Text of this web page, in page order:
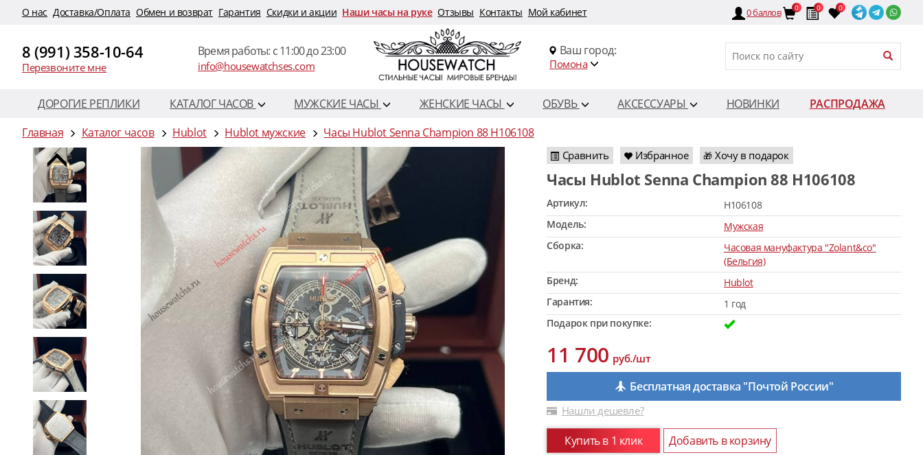
O нас Доставка/Оплата Обмен и возврат Гарантия Скидки и акции Наши часы на руке Отзывы Контакты Мой кабинет 0баллов 0 0 0
8 (991) 358-10-64
Перезвоните мне
Время работы: c 11:00 до 23:00
info@housewatchses.com
Ваш город:
Помона
ДОРОГИЕ РЕПЛИКИ КАТАЛОГ ЧАСОВ МУЖСКИЕ ЧАСЫ ЖЕНСКИЕ ЧАСЫ ОБУВЬ АКСЕССУАРЫ НОВИНКИ
РАСПРОДАЖА
Главная
Каталог часов Hublot Hublot мужские Часы Hublot Senna Champion 88 H106108
Сравнить Избранное 🎁 Хочу в подарок
Часы Hublot Senna Champion 88 H106108
Артикул:
H106108
Модель:
Мужская
Сборка:
Часовая мануфактура "Zolant&co"
(Бельгия)
Бренд:
Hublot
Гарантия:
1 год
Подарок при покупке:
11 700руб./шт
Бесплатная доставка "Почтой России"
Нашли дешевле?
Купить в 1 клик Добавить в корзину